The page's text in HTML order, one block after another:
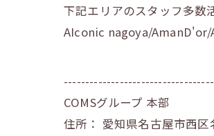
下記エリアのスタッフ多数
AIconic nagoya/AmanD'or/
COMSグループ 本部
住所： 愛知県名古屋市西区